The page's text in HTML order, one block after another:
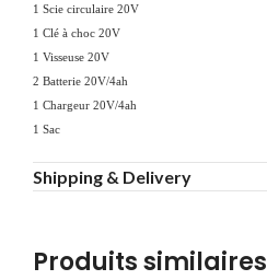
1 Scie circulaire 20V
1 Clé à choc 20V
1 Visseuse 20V
2 Batterie 20V/4ah
1 Chargeur 20V/4ah
1 Sac
Shipping & Delivery
Produits similaires